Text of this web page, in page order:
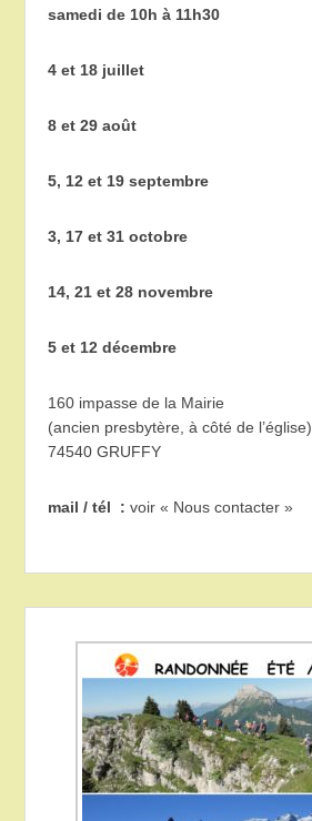
samedi de 10h à 11h30
4 et 18 juillet
8 et 29 août
5, 12 et 19 septembre
3, 17 et 31 octobre
14, 21 et 28 novembre
5 et 12 décembre
160 impasse de la Mairie
(ancien presbytère, à côté de l’église)
74540 GRUFFY
mail / tél :voir « Nous contacter »